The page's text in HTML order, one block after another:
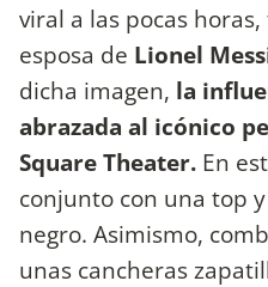
viral a las pocas
esposa de Lionel
dicha imagen, la
abrazada al icónico
Square Theater. En
conjunto con una top
negro. Asimismo,
unas cancheras